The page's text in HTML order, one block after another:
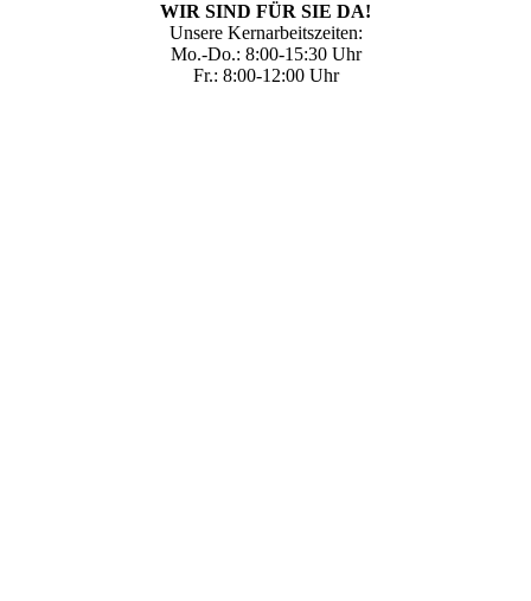
WIR SIND FÜR SIE DA!
Unsere Kernarbeitszeiten:
Mo.-Do.: 8:00-15:30 Uhr
Fr.: 8:00-12:00 Uhr